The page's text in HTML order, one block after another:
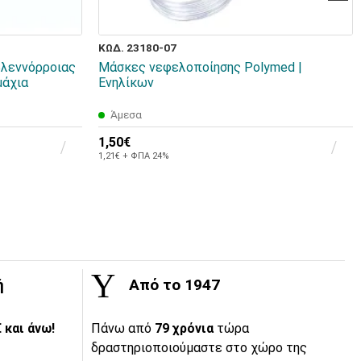
ΚΩΔ. 23180-07
Μάσκες νεφελοποίησης Polymed |
Ενηλίκων
Άμεσα
1,50€
1,21€ + ΦΠΑ 24%
και άνω!
Από το 1947
Πάνω από 79 χρόνια τώρα
δραστηριοποιούμαστε στο χώρο της